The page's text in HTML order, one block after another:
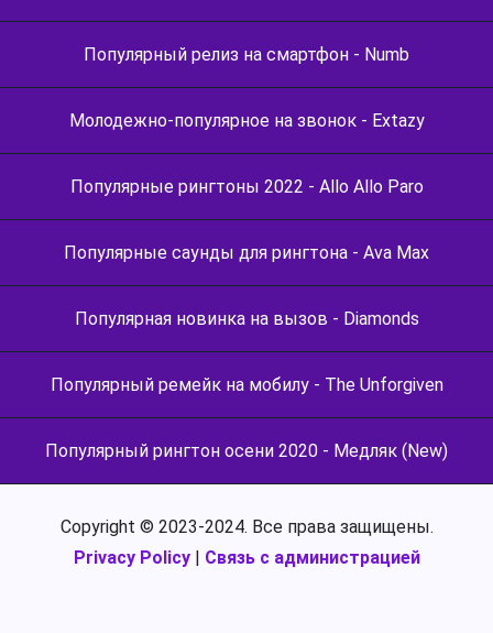
Популярный релиз на смартфон - Numb
Молодежно-популярное на звонок - Extazy
Популярные рингтоны 2022 - Allo Allo Paro
Популярные саунды для рингтона - Ava Max
Популярная новинка на вызов - Diamonds
Популярный ремейк на мобилу - The Unforgiven
Популярный рингтон осени 2020 - Медляк (New)
Copyright © 2023-2024. Все права защищены.
Privacy Policy| Связь с администрацией